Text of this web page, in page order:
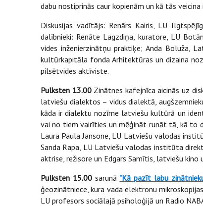
dabu nostiprinās caur kopienām un kā tās
Diskusijas vadītājs: Renārs Kairis, LU
dalībnieki: Renāte Lagzdiņa, kuratore, LU
vides inženierzinātņu praktiķe; Anda Boluža,
kultūrkapitāla fonda Arhitektūras un dizaina
pilsētvides aktīviste.
Pulksten 13.00Zinātnes kafejnīca aicinās uz
latviešu dialektos – vidus dialektā,
kāda ir dialektu nozīme latviešu kultūrā un
vai no tiem vairīties un mēģināt runāt tā, kā to
Laura Paula Jansone, LU Latviešu valodas
Sanda Rapa, LU Latviešu valodas institūta
aktrise, režisore un Edgars Samītis, latviešu kino
Pulksten 15.00sarunā "Kā pazīt labu
ģeozinātniece, kura vada elektronu
LU profesors sociālajā psiholoģijā un Radio